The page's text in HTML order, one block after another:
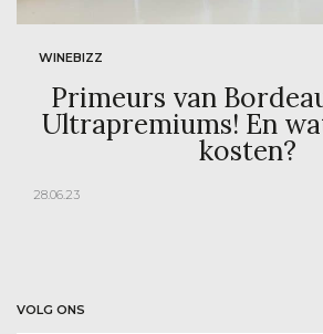
WINEBIZZ
Primeurs van
Ultrapremiums! En
kosten?
28.06.23
VOLG ONS